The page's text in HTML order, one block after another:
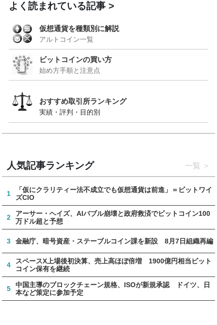
よく読まれている記事
仮想通貨を種類別に解説
アルトコイン一覧
ビットコインの買い方
始め方手順と注意点
おすすめ取引所ランキング
実績・評判・目的別
人気記事ランキング 一覧
1
「仮にクラリティー法不成立でも仮想通貨は前進」＝ビットワイ
ズCIO
2
アーサー・ヘイズ、AIバブル崩壊と政府救済でビットコイン100
万ドル超と予想
3 金融庁、暗号資産・ステーブルコイン課を新設 8月7日組織再編
4
スペースX上場後初決算、売上高ほぼ倍増 1900億円相当ビット
コイン保有を継続
5
中国主導のブロックチェーン規格、ISOが新規承認 ドイツ、日
本など策定に参加予定